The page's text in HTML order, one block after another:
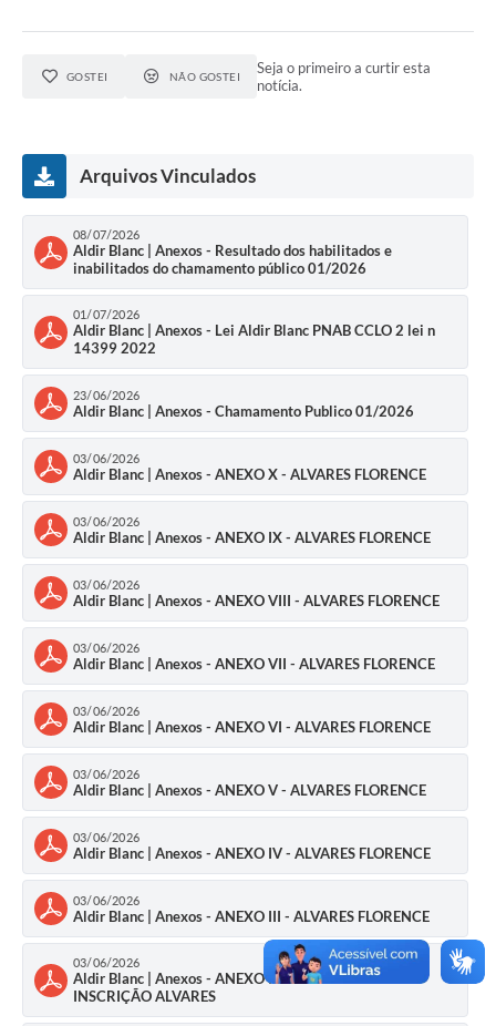
GOSTEI NÃO GOSTEI
Seja o primeiro a curtir esta
notícia.
Arquivos Vinculados
08/07/2026
Aldir Blanc | Anexos - Resultado dos habilitados e
inabilitados do chamamento público 01/2026
01/07/2026
Aldir Blanc | Anexos - Lei Aldir Blanc PNAB CCLO 2 lei n
14399 2022
23/06/2026
Aldir Blanc | Anexos - Chamamento Publico 01/2026
03/06/2026
Aldir Blanc | Anexos - ANEXO X - ALVARES FLORENCE
03/06/2026
Aldir Blanc | Anexos - ANEXO IX - ALVARES FLORENCE
03/06/2026
Aldir Blanc | Anexos - ANEXO VIII - ALVARES FLORENCE
03/06/2026
Aldir Blanc | Anexos - ANEXO VII - ALVARES FLORENCE
03/06/2026
Aldir Blanc | Anexos - ANEXO VI - ALVARES FLORENCE
03/06/2026
Aldir Blanc | Anexos - ANEXO V - ALVARES FLORENCE
03/06/2026
Aldir Blanc | Anexos - ANEXO IV - ALVARES FLORENCE
03/06/2026
Aldir Blanc | Anexos - ANEXO III - ALVARES FLORENCE
03/06/2026
Aldir Blanc | Anexos - ANEXO II -FORMULARIO DE
INSCRIÇÃO ALVARES